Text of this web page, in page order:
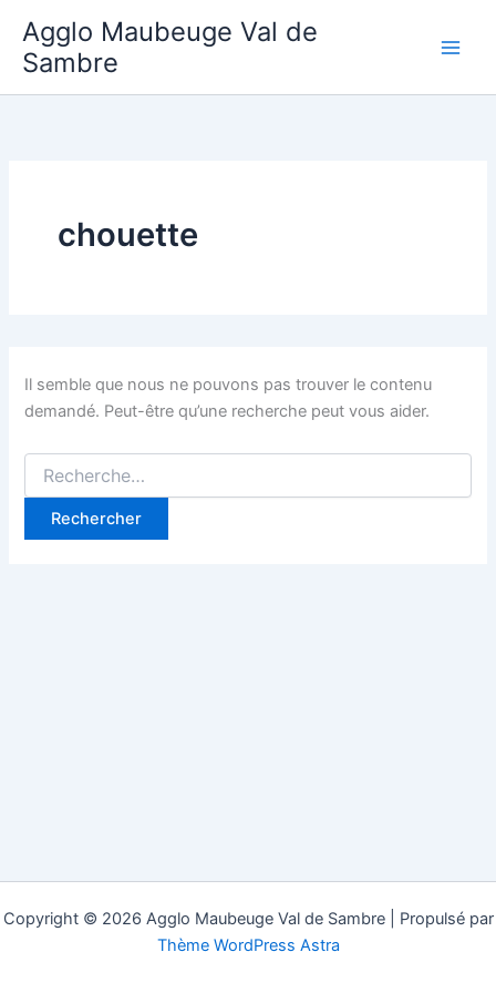
contenu
Agglo Maubeuge Val de
Sambre
chouette
Il semble que nous ne pouvons pas trouver le contenu
demandé. Peut-être qu’une recherche peut vous aider.
Rechercher :
Copyright © 2026 Agglo Maubeuge Val de Sambre | Propulsé par
Thème WordPress Astra